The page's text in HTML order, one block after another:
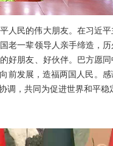
人民的伟大朋友。在习近
老一辈领导人亲手缔造，
好朋友、好伙伴。巴方愿
前发展，造福两国人民。
，共同为促进世界和平稳